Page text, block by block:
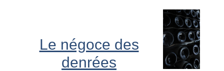
Le négoce des
denrées